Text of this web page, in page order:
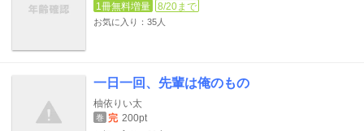
1冊無料増量
8/20まで
お気に入り：35人
一日一回、先輩は俺のもの
柚依りい太
巻 完 200pt